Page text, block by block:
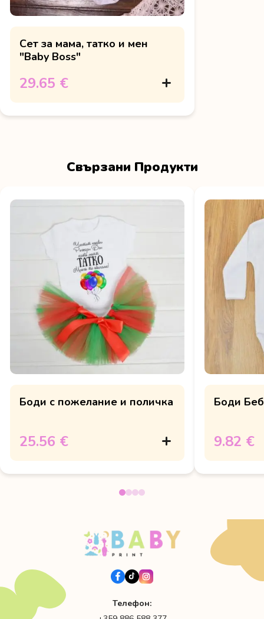
Сет за мама, татко и мен
"Baby Boss"
29.65 €
Свързани Продукти
Боди с пожелание и поличка
25.56 €
Боди
9.82 €
Телефон: